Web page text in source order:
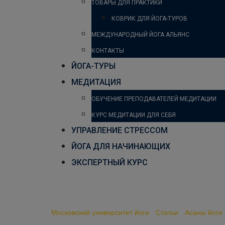
ТОВАРЫ ДЛЯ ПРАКТИКИ
КОВРИК ДЛЯ ЙОГА-ТУРОВ
МЕЖДУНАРОДНЫЙ ЙОГА АЛЬЯНС
КОНТАКТЫ
ЙОГА-ТУРЫ
МЕДИТАЦИЯ
ОБУЧЕНИЕ ПРЕПОДАВАТЕЛЕЙ МЕДИТАЦИИ
КУРС МЕДИТАЦИИ ДЛЯ СЕБЯ
УПРАВЛЕНИЕ СТРЕССОМ
ЙОГА ДЛЯ НАЧИНАЮЩИХ
ЭКСПЕРТНЫЙ КУРС
Московский университет йоги Статьи Асаны йоги